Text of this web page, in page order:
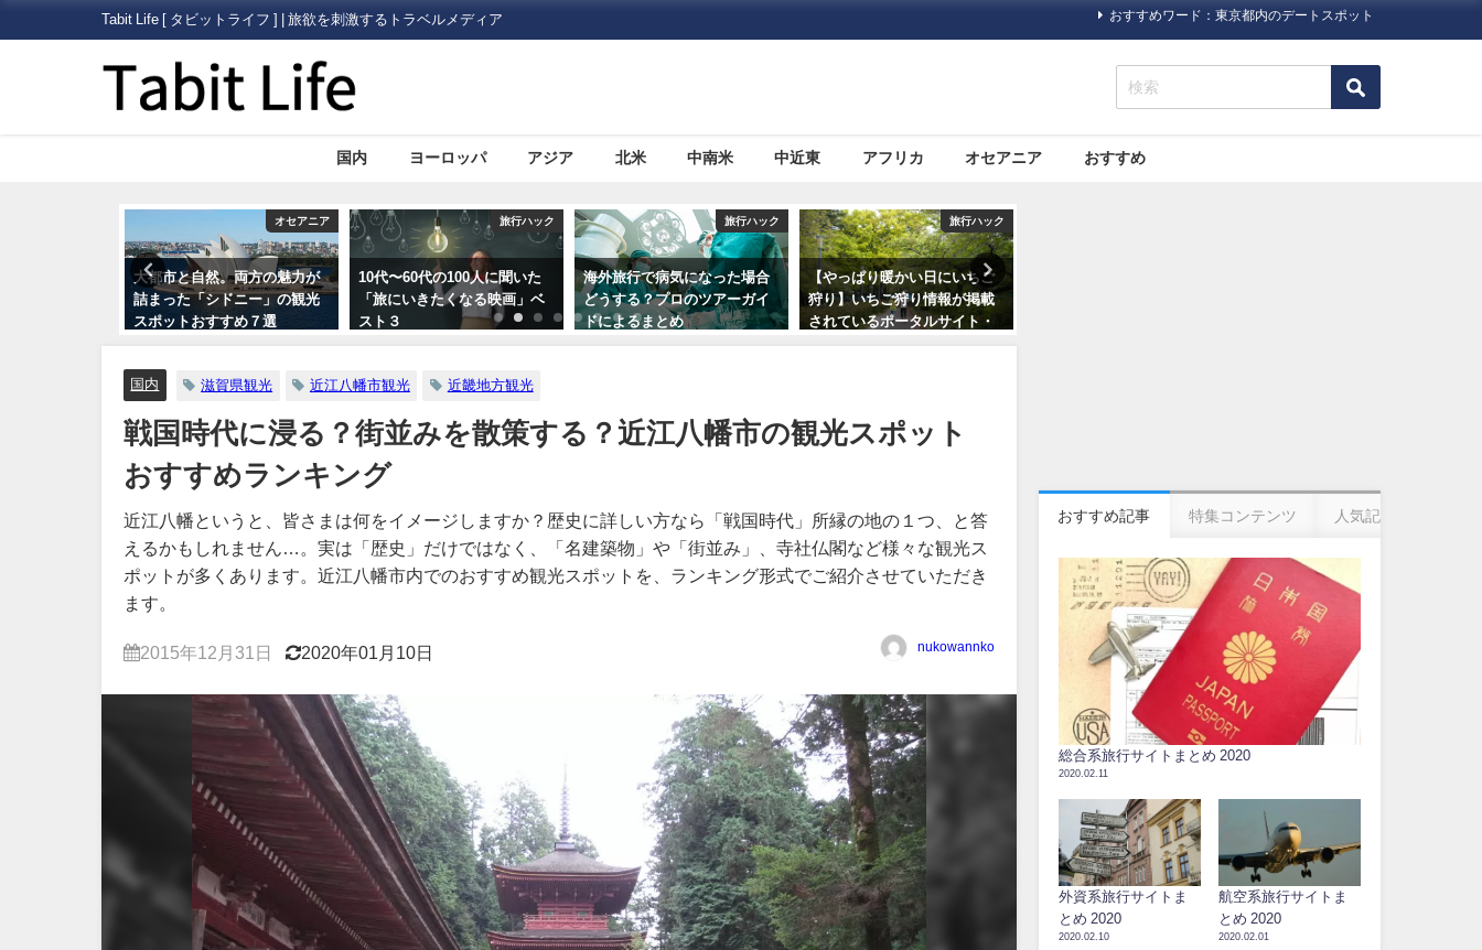
Tabit Life [ タビットライフ ] | 旅欲を刺激するトラベルメディア おすすめワード：東京都内のデートスポット
国内 ヨーロッパ アジア 北米 中南米 中近東 アフリカ オセアニア おすすめ
旅行ハック
10代〜60代の100人に聞いた
「旅にいきたくなる映画」ベ
スト３
旅行ハック
海外旅行で病気になった場合
どうする？プロのツアーガイ
ドによるまとめ
旅行ハック
【やっぱり暖かい日にいちご
狩り】いちご狩り情報が掲載
されているポータルサイト・
情報サイトまとめ5つ
国内
ザ・リッツカールトン日光が
2020年5月22日（金）にオー
プン！
国内 滋賀県観光 近江八幡市観光 近畿地方観光
戦国時代に浸る？街並みを散策する？近江八幡市の観光スポット
おすすめランキング
近江八幡というと、皆さまは何をイメージしますか？歴史に詳しい方なら「戦国時代」所縁の地の１つ、と答
えるかもしれません…。実は「歴史」だけではなく、「名建築物」や「街並み」、寺社仏閣など様々な観光ス
ポットが多くあります。近江八幡市内でのおすすめ観光スポットを、ランキング形式でご紹介させていただき
ます。
2015年12月31日 2020年01月10日 nukowannko
おすすめ記事 特集コンテンツ 人気記事
総合系旅行サイトまとめ 2020
2020.02.11
外資系旅行サイトま
とめ 2020
2020.02.10
航空系旅行サイトま
とめ 2020
2020.02.01